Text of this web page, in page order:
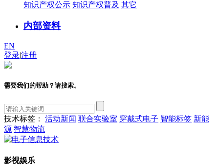
知识产权公示 知识产权普及 其它
内部资料
EN
登录|注册
需要我们的帮助？请搜索。
技术标签： 活动新闻 联合实验室 穿戴式电子 智能标签 新能
源 智慧物流
影视娱乐